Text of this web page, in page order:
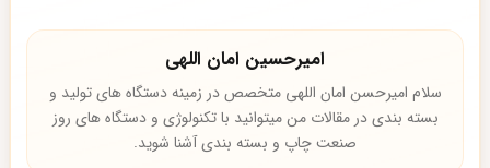
امیرحسین امان اللهی
سلام امیرحسن امان اللهی متخصص در زمینه دستگاه های تولید و
بسته بندی در مقالات من میتوانید با تکنولوژی و دستگاه های روز
صنعت چاپ و بسته بندی آشنا شوید.